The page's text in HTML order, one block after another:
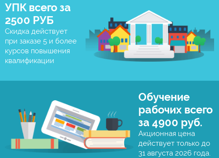
УПК всего за
2500 РУБ
Скидка действует
при заказе 5 и более
курсов повышения
квалификации
Обучение
рабочих всего
за 4900 руб.
Акционная цена
действует только до
31 августа 2026 года.